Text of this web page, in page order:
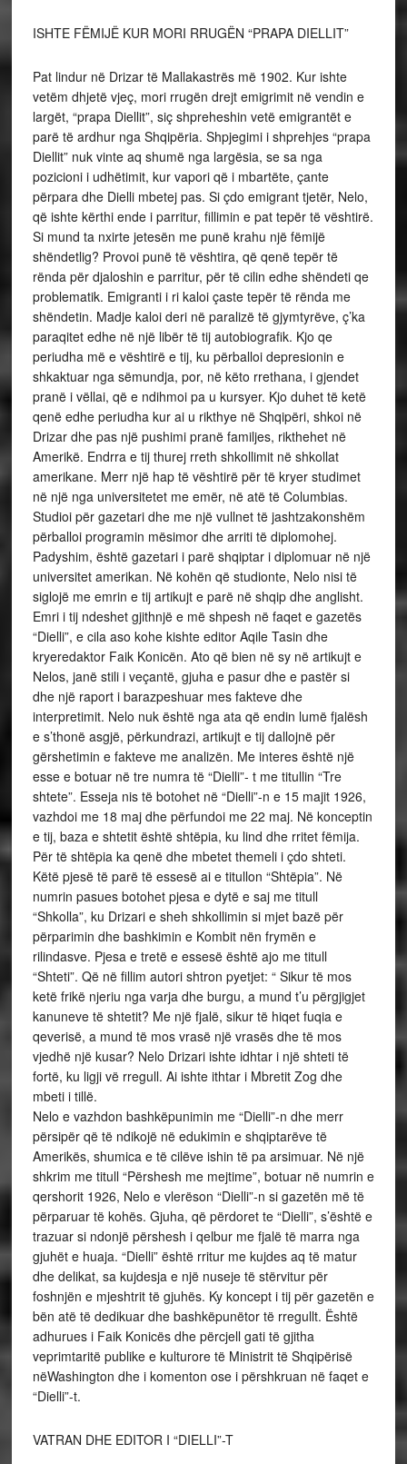
ISHTE FËMIJË KUR MORI RRUGËN “PRAPA DIELLIT”
Pat lindur në Drizar të Mallakastrës më 1902. Kur ishte
vetëm dhjetë vjeç, mori rrugën drejt emigrimit në vendin e
largët, “prapa Diellit”, siç shpreheshin vetë emigrantët e
parë të ardhur nga Shqipëria. Shpjegimi i shprehjes “prapa
Diellit” nuk vinte aq shumë nga largësia, se sa nga
pozicioni i udhëtimit, kur vapori që i mbartëte, çante
përpara dhe Dielli mbetej pas. Si çdo emigrant tjetër, Nelo,
që ishte kërthi ende i parritur, fillimin e pat tepër të vështirë.
Si mund ta nxirte jetesën me punë krahu një fëmijë
shëndetlig? Provoi punë të vështira, që qenë tepër të
rënda për djaloshin e parritur, për të cilin edhe shëndeti qe
problematik. Emigranti i ri kaloi çaste tepër të rënda me
shëndetin. Madje kaloi deri në paralizë të gjymtyrëve, ç’ka
paraqitet edhe në një libër të tij autobiografik. Kjo qe
periudha më e vështirë e tij, ku përballoi depresionin e
shkaktuar nga sëmundja, por, në këto rrethana, i gjendet
pranë i vëllai, që e ndihmoi pa u kursyer. Kjo duhet të ketë
qenë edhe periudha kur ai u rikthye në Shqipëri, shkoi në
Drizar dhe pas një pushimi pranë familjes, rikthehet në
Amerikë. Endrra e tij thurej rreth shkollimit në shkollat
amerikane. Merr një hap të vështirë për të kryer studimet
në një nga universitetet me emër, në atë të Columbias.
Studioi për gazetari dhe me një vullnet të jashtzakonshëm
përballoi programin mësimor dhe arriti të diplomohej.
Padyshim, është gazetari i parë shqiptar i diplomuar në një
universitet amerikan. Në kohën që studionte, Nelo nisi të
siglojë me emrin e tij artikujt e parë në shqip dhe anglisht.
Emri i tij ndeshet gjithnjë e më shpesh në faqet e gazetës
“Dielli”, e cila aso kohe kishte editor Aqile Tasin dhe
kryeredaktor Faik Konicën. Ato që bien në sy në artikujt e
Nelos, janë stili i veçantë, gjuha e pasur dhe e pastër si
dhe një raport i barazpeshuar mes fakteve dhe
interpretimit. Nelo nuk është nga ata që endin lumë fjalësh
e s’thonë asgjë, përkundrazi, artikujt e tij dallojnë për
gërshetimin e fakteve me analizën. Me interes është një
esse e botuar në tre numra të “Dielli”- t me titullin “Tre
shtete”. Esseja nis të botohet në “Dielli”-n e 15 majit 1926,
vazhdoi me 18 maj dhe përfundoi me 22 maj. Në konceptin
e tij, baza e shtetit është shtëpia, ku lind dhe rritet fëmija.
Për të shtëpia ka qenë dhe mbetet themeli i çdo shteti.
Këtë pjesë të parë të essesë ai e titullon “Shtëpia”. Në
numrin pasues botohet pjesa e dytë e saj me titull
“Shkolla”, ku Drizari e sheh shkollimin si mjet bazë për
përparimin dhe bashkimin e Kombit nën frymën e
rilindasve. Pjesa e tretë e essesë është ajo me titull
“Shteti”. Që në fillim autori shtron pyetjet: “ Sikur të mos
ketë frikë njeriu nga varja dhe burgu, a mund t’u përgjigjet
kanuneve të shtetit? Me një fjalë, sikur të hiqet fuqia e
qeverisë, a mund të mos vrasë një vrasës dhe të mos
vjedhë një kusar? Nelo Drizari ishte idhtar i një shteti të
fortë, ku ligji vë rregull. Ai ishte ithtar i Mbretit Zog dhe
mbeti i tillë.
Nelo e vazhdon bashkëpunimin me “Dielli”-n dhe merr
përsipër që të ndikojë në edukimin e shqiptarëve të
Amerikës, shumica e të cilëve ishin të pa arsimuar. Në një
shkrim me titull “Përshesh me mejtime”, botuar në numrin e
qershorit 1926, Nelo e vlerëson “Dielli”-n si gazetën më të
përparuar të kohës. Gjuha, që përdoret te “Dielli”, s’është e
trazuar si ndonjë përshesh i qelbur me fjalë të marra nga
gjuhët e huaja. “Dielli” është rritur me kujdes aq të matur
dhe delikat, sa kujdesja e një nuseje të stërvitur për
foshnjën e mjeshtrit të gjuhës. Ky koncept i tij për gazetën e
bën atë të dedikuar dhe bashkëpunëtor të rregullt. Është
adhurues i Faik Konicës dhe përcjell gati të gjitha
veprimtaritë publike e kulturore të Ministrit të Shqipërisë
nëWashington dhe i komenton ose i përshkruan në faqet e
“Dielli”-t.
VATRAN DHE EDITOR I “DIELLI”-T